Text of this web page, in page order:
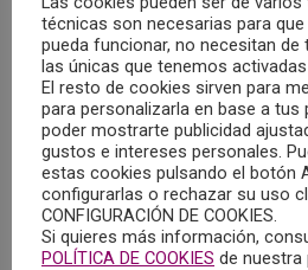
08/05/2024
La Asociación de Familias de
Intelectual y del Desarrollo
incorporación de un/una
(Zaragoza).
MÁS
técnicas son necesarias para
pueda funcionar, no necesitan
las únicas que tenemos
El resto de cookies sirven para
para personalizarla en base a tus
poder mostrarte publicidad
gustos e intereses personales.
estas cookies pulsando el botón
configurarlas o rechazar su uso
CONFIGURACIÓN DE COOKIES.
Si quieres más información,
POLÍTICA DE COOKIES de nuestra